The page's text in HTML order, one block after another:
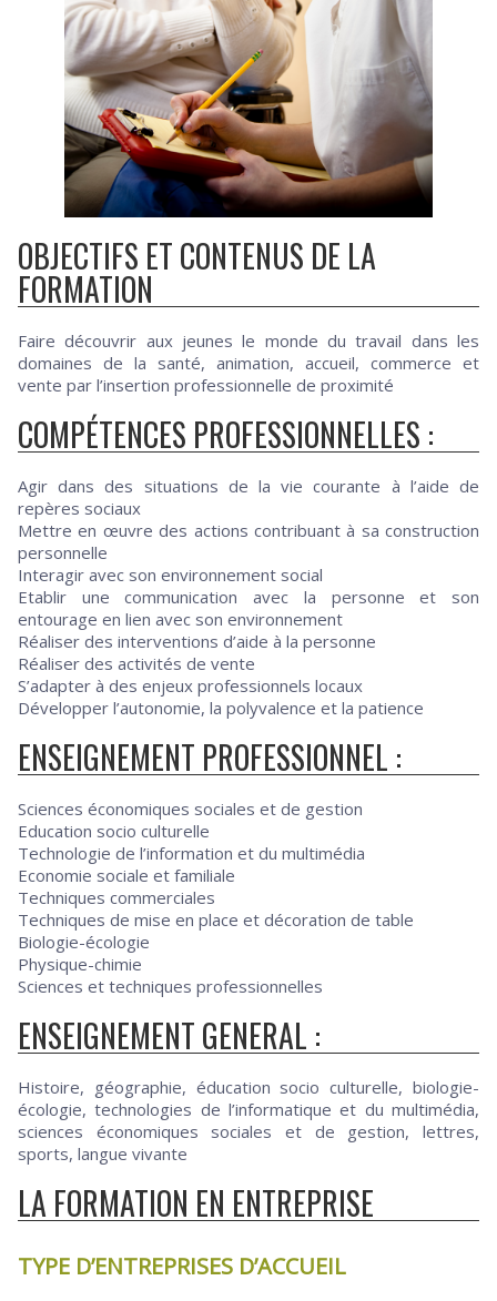
OBJECTIFS ET CONTENUS DE LA
FORMATION
Faire découvrir aux jeunes le monde du travail dans les
domaines de la santé, animation, accueil, commerce et
vente par l’insertion professionnelle de proximité
COMPÉTENCES PROFESSIONNELLES :
Agir dans des situations de la vie courante à l’aide de
repères sociaux
Mettre en œuvre des actions contribuant à sa construction
personnelle
Interagir avec son environnement social
Etablir une communication avec la personne et son
entourage en lien avec son environnement
Réaliser des interventions d’aide à la personne
Réaliser des activités de vente
S’adapter à des enjeux professionnels locaux
Développer l’autonomie, la polyvalence et la patience
ENSEIGNEMENT PROFESSIONNEL :
Sciences économiques sociales et de gestion
Education socio culturelle
Technologie de l’information et du multimédia
Economie sociale et familiale
Techniques commerciales
Techniques de mise en place et décoration de table
Biologie-écologie
Physique-chimie
Sciences et techniques professionnelles
ENSEIGNEMENT GENERAL :
Histoire, géographie, éducation socio culturelle, biologie-
écologie, technologies de l’informatique et du multimédia,
sciences économiques sociales et de gestion, lettres,
sports, langue vivante
LA FORMATION EN ENTREPRISE
TYPE D’ENTREPRISES D’ACCUEIL